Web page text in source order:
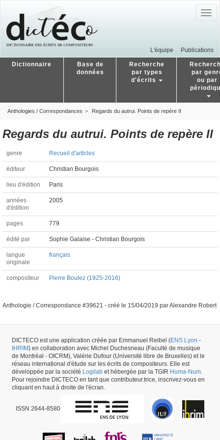
L'équipe Publications
Dictionnaire
Base de
données
Recherche
par types
d'écrits
par
ou par
Anthologies / Correspondances Regards du autrui. Points de repère II
Regards du autrui. Points de repère II
genre Recueil d'articles
éditeur Christian Bourgois
lieu d'édition Paris
années
d'édition
2005
pages 779
édité par Sophie Galaise - Christian Bourgois
langue
originale
français
compositeur Pierre Boulez (1925-2016)
Anthologie / Correspondance #39621 - créé le 15/04/2019 parAlexandre Robert
DICTECO est une application créée par Emmanuel Reibel (ENS Lyon -
IHRIM) en collaboration avec Michel Duchesneau (Faculté de musique
de Montréal - OICRM), Valérie Dufour (Université libre de Bruxelles) et le
réseau international d'étude sur les écrits de compositeurs. Elle est
développée par la société Logilab et hébergée par la TGIR Huma-Num
Pour rejoindre DICTECO en tant que contributeur.trice, inscrivez-vous en
cliquant en haut à droite de l'écran.
ISSN 2644-8580